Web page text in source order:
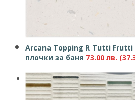
Arcana Topping R Tutti Frutti
плочки за баня 73.00 лв.